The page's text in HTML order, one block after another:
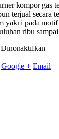
kompor gas
terjual secara
yakni pada
ribu
Google + Email